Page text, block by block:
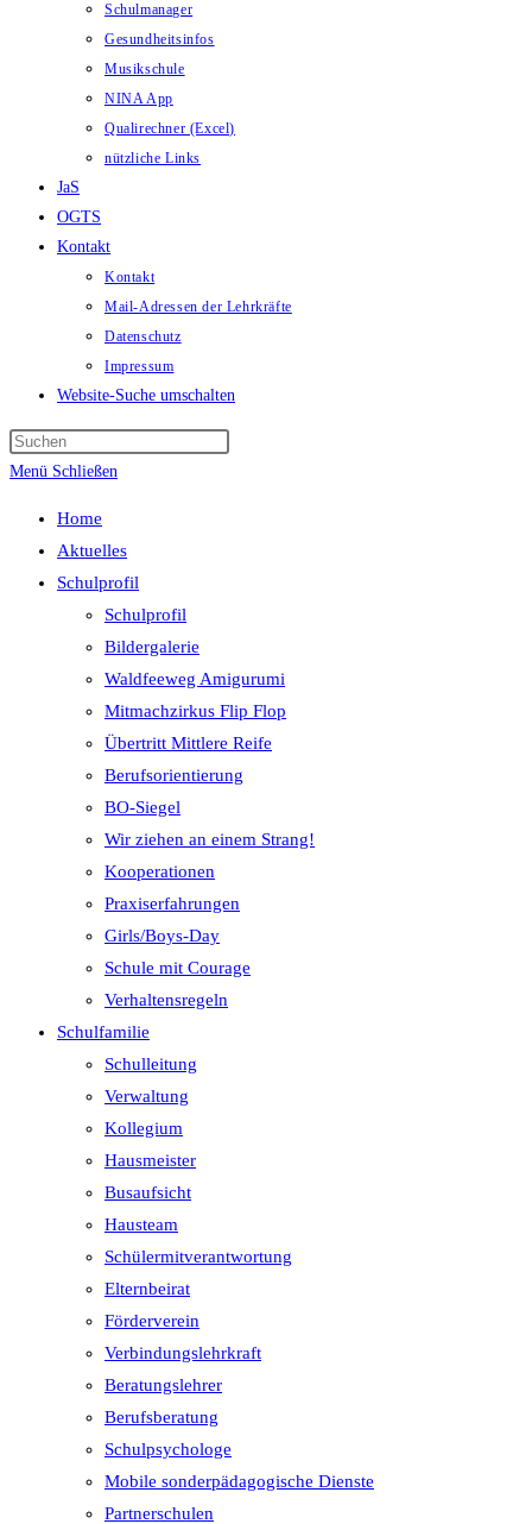
Schulmanager
Gesundheitsinfos
Musikschule
NINA App
Qualirechner (Excel)
nützliche Links
JaS
OGTS
Kontakt
Kontakt
Mail-Adressen der Lehrkräfte
Datenschutz
Impressum
Website-Suche umschalten
Menü Schließen
Home
Aktuelles
Schulprofil
Schulprofil
Bildergalerie
Waldfeeweg Amigurumi
Mitmachzirkus Flip Flop
Übertritt Mittlere Reife
Berufsorientierung
BO-Siegel
Wir ziehen an einem Strang!
Kooperationen
Praxiserfahrungen
Girls/Boys-Day
Schule mit Courage
Verhaltensregeln
Schulfamilie
Schulleitung
Verwaltung
Kollegium
Hausmeister
Busaufsicht
Hausteam
Schülermitverantwortung
Elternbeirat
Förderverein
Verbindungslehrkraft
Beratungslehrer
Berufsberatung
Schulpsychologe
Mobile sonderpädagogische Dienste
Partnerschulen